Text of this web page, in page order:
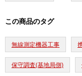
この商品のタグ
無線測定機器工事
保守調査(基地局側)